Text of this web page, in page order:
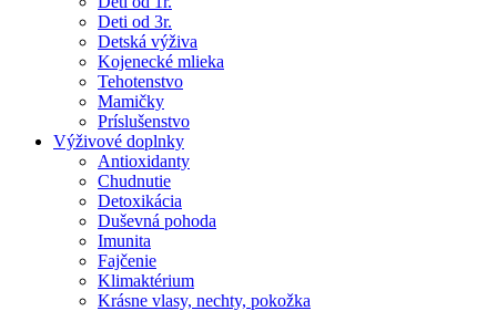
Deti od 3r.
Detská výživa
Kojenecké mlieka
Tehotenstvo
Mamičky
Príslušenstvo
Výživové doplnky
Antioxidanty
Chudnutie
Detoxikácia
Duševná pohoda
Imunita
Fajčenie
Klimaktérium
Krásne vlasy, nechty, pokožka